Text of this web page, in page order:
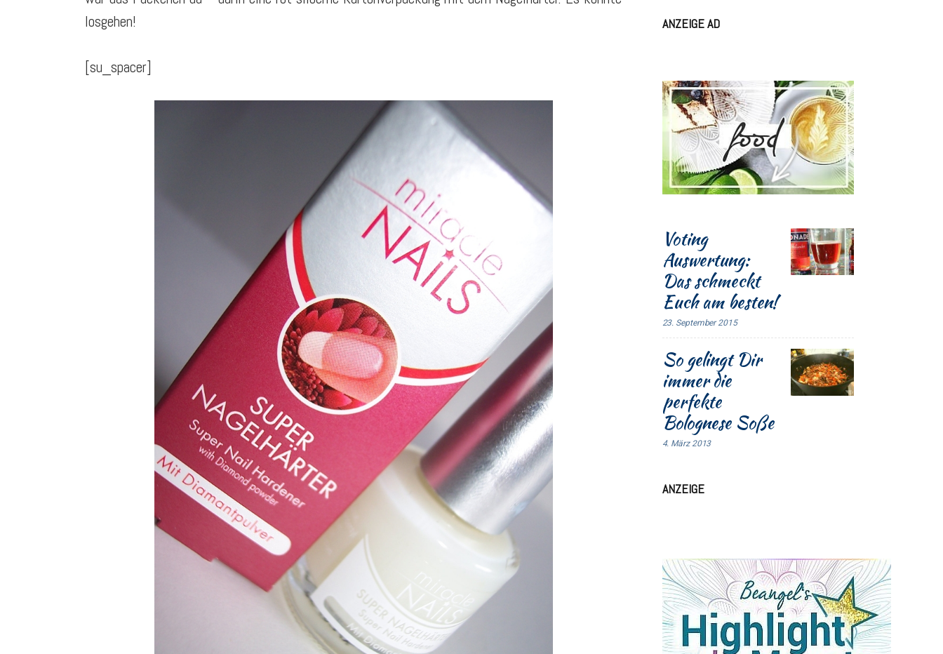
losgehen!
[su_spacer]
ANZEIGE AD
Voting
Auswertung:
Das schmeckt
Euch am besten!
23. September 2015
So gelingt Dir
immer die
perfekte
Bolognese Soße
4. März 2013
ANZEIGE